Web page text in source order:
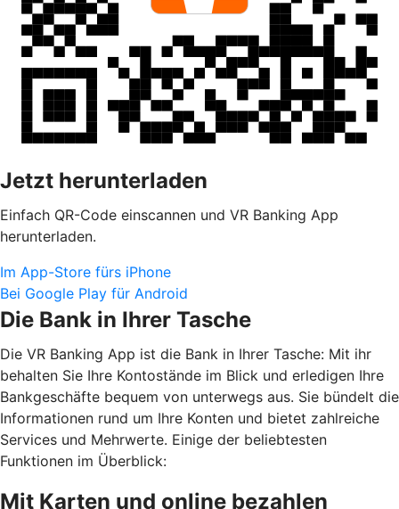
Jetzt herunterladen
Einfach QR-Code einscannen und VR Banking App
herunterladen.
Im App-Store fürs iPhone
Bei Google Play für Android
Die Bank in Ihrer Tasche
Die VR Banking App ist die Bank in Ihrer Tasche: Mit ihr
behalten Sie Ihre Kontostände im Blick und erledigen Ihre
Bankgeschäfte bequem von unterwegs aus. Sie bündelt die
Informationen rund um Ihre Konten und bietet zahlreiche
Services und Mehrwerte. Einige der beliebtesten
Funktionen im Überblick:
Mit Karten und online bezahlen